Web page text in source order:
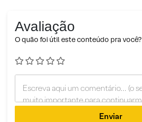
Avaliação
O quão foi útil este conteúdo pra você?
Enviar